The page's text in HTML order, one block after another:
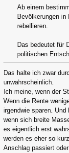
Ab einem
Bevölkerungen
rebellieren.
Das bedeutet für
politischen
Das halte ich zwar
unwahrscheinlich.
Ich meine, wenn der
Wenn die Rente
irgendwie sparen.
wenn sich breite
es eigentlich erst
werden es eher so
Anschlag passiert